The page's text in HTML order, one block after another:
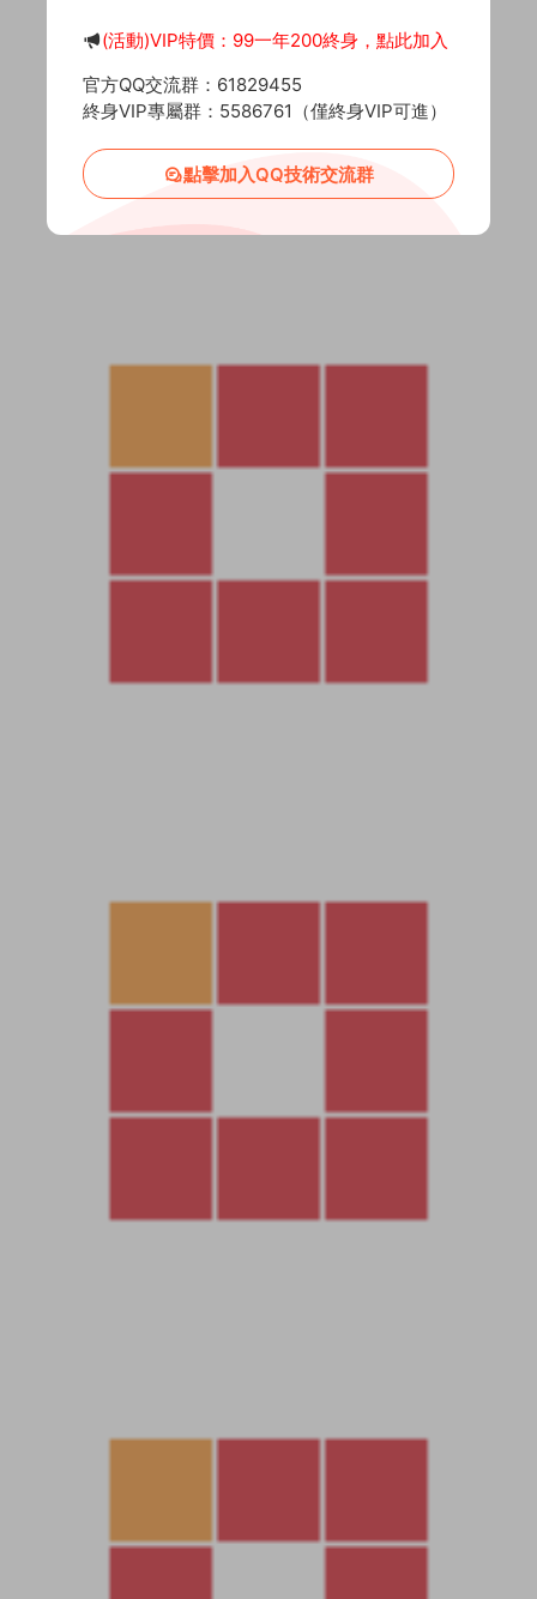
(活動)VIP特價：99一年200終身，點此加入
官方QQ交流群：61829455
終身VIP專屬群：5586761（僅終身VIP可進）
點擊加入QQ技術交流群